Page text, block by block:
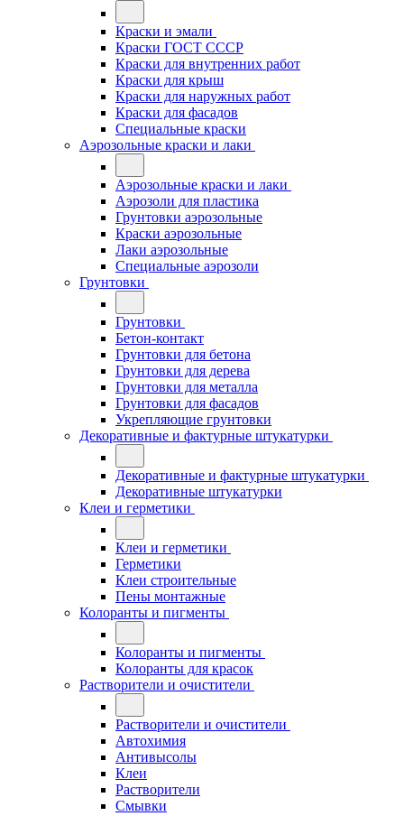
Краски и эмали
Краски ГОСТ СССР
Краски для внутренних работ
Краски для крыш
Краски для наружных работ
Краски для фасадов
Специальные краски
Аэрозольные краски и лаки
Аэрозольные краски и лаки
Аэрозоли для пластика
Грунтовки аэрозольные
Краски аэрозольные
Лаки аэрозольные
Специальные аэрозоли
Грунтовки
Грунтовки
Бетон-контакт
Грунтовки для бетона
Грунтовки для дерева
Грунтовки для металла
Грунтовки для фасадов
Укрепляющие грунтовки
Декоративные и фактурные штукатурки
Декоративные и фактурные штукатурки
Декоративные штукатурки
Клеи и герметики
Клеи и герметики
Герметики
Клеи строительные
Пены монтажные
Колоранты и пигменты
Колоранты и пигменты
Колоранты для красок
Растворители и очистители
Растворители и очистители
Автохимия
Антивысолы
Клеи
Растворители
Смывки